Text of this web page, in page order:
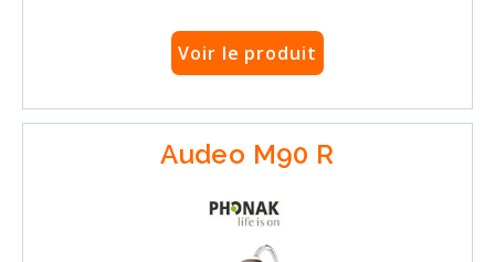
Voir le produit
Audeo M90 R